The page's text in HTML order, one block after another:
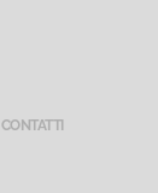
CONTATTI